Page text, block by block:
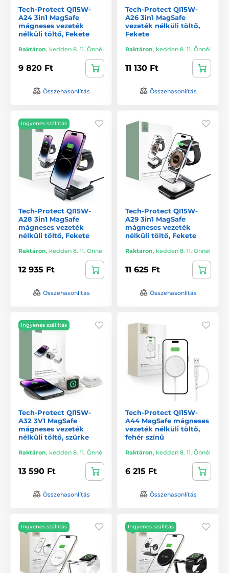
Tech-Protect QI15W-
A24 3in1 MagSafe
mágneses vezeték
nélküli töltő, Fekete
Raktáron, kedden 8. 11. Önnél
9 820 Ft
Összehasonlítás
Tech-Protect QI15W-
A26 3in1 MagSafe
vezeték nélküli töltő,
Fekete
Raktáron, kedden 8. 11. Önnél
11 130 Ft
Összehasonlítás
Ingyenes szállítás
Tech-Protect QI15W-
A28 3in1 MagSafe
mágneses vezeték
nélküli töltő, Fekete
Raktáron, kedden 8. 11. Önnél
12 935 Ft
Összehasonlítás
Tech-Protect QI15W-
A29 3in1 MagSafe
mágneses vezeték
nélküli töltő, Fekete
Raktáron, kedden 8. 11. Önnél
11 625 Ft
Összehasonlítás
Ingyenes szállítás
Tech-Protect QI15W-
A32 3V1 MagSafe
mágneses vezeték
nélküli töltő, szürke
Raktáron, kedden 8. 11. Önnél
13 590 Ft
Összehasonlítás
Tech-Protect QI15W-
A44 MagSafe mágneses
vezeték nélküli töltő,
fehér színű
Raktáron, kedden 8. 11. Önnél
6 215 Ft
Összehasonlítás
Ingyenes szállítás Ingyenes szállítás